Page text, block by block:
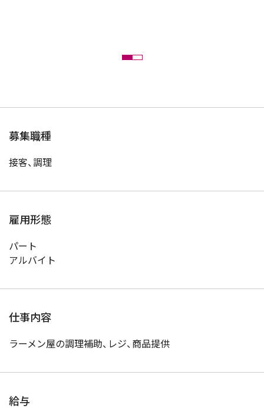
募集職種
接客、調理
雇用形態
パート
アルバイト
仕事内容
ラーメン屋の調理補助、レジ、商品提供
給与